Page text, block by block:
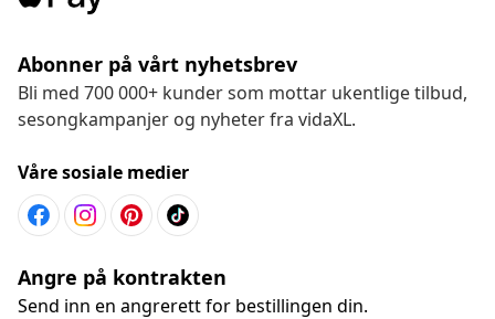
Abonner på vårt nyhetsbrev
Bli med 700 000+ kunder som mottar ukentlige tilbud,
sesongkampanjer og nyheter fra vidaXL.
Våre sosiale medier
Angre på kontrakten
Send inn en angrerett for bestillingen din.